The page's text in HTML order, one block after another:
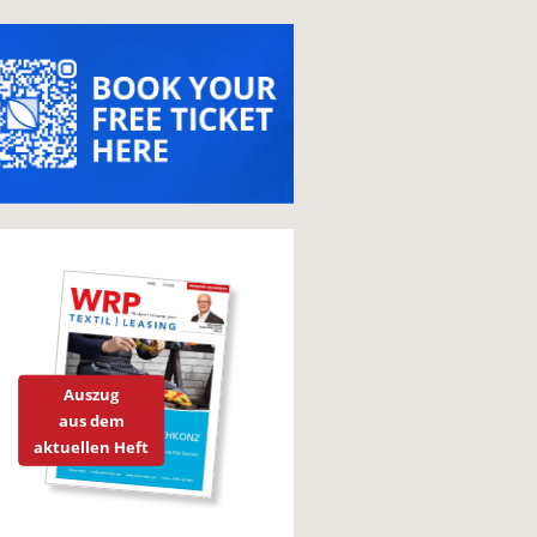
Auszug
aus dem
aktuellen Heft